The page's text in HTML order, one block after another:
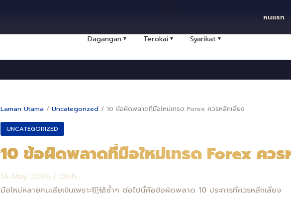
หนแรก
Dagangan ▼ Terokai ▼ Syarikat ▼
Laman Utama / Uncategorized / 10 ข้อผิดพลาดที่มือใหม่เทรด Forex ควรหลีกเลี่ยง
UNCATEGORIZED
10 ข้อผิดพลาดที่มือใหม่เทรด Forex คว
14 May 2026 Oleh
มือใหม่หลายคนเสียเงินเพราะ犯错ซ้ำๆ ต่อไปนี้คือข้อผิดพลาด 10 ประการที่ควรหลีกเลี่ยง